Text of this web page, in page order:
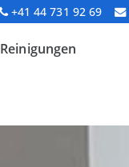
+41 44 731 92 69
Reinigungen